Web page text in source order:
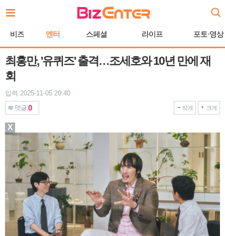
문
비즈 엔터 스페셜 라이프 포토·영상
최홍만, '유퀴즈' 출격…조세호와 10년 만에 재
회
입력 2025-11-05 20:40
댓글 0 작게 크게
X